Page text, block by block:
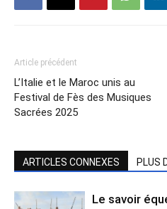
Article précédent
L’Italie et le Maroc unis au
Festival de Fès des Musiques
Sacrées 2025
ARTICLES CONNEXES PLUS
Le savoir